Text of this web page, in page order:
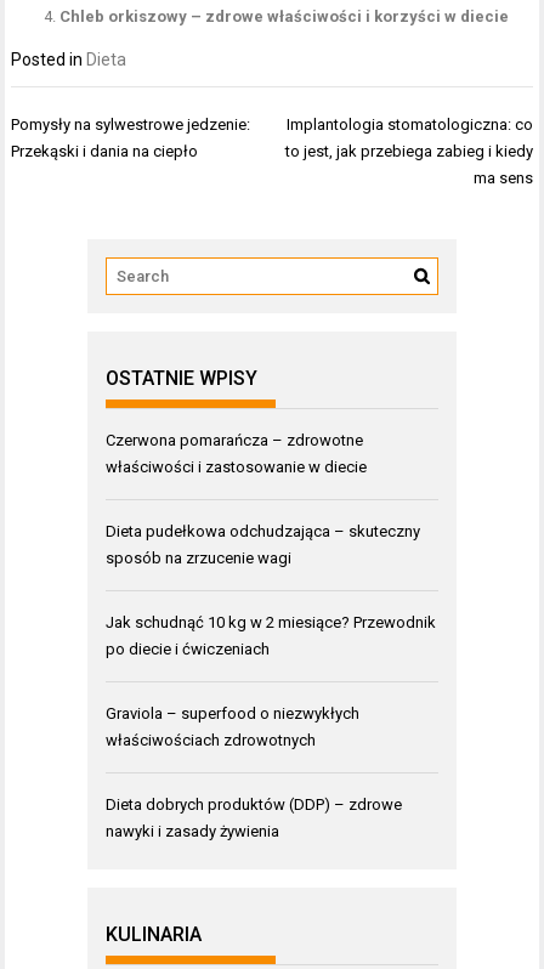
Chleb orkiszowy – zdrowe właściwości i korzyści w diecie
Posted in Dieta
Nawigacja
wpisu
Pomysły na sylwestrowe jedzenie:
Przekąski i dania na ciepło
Implantologia stomatologiczna: co
to jest, jak przebiega zabieg i kiedy
ma sens
OSTATNIE WPISY
Czerwona pomarańcza – zdrowotne
właściwości i zastosowanie w diecie
Dieta pudełkowa odchudzająca – skuteczny
sposób na zrzucenie wagi
Jak schudnąć 10 kg w 2 miesiące? Przewodnik
po diecie i ćwiczeniach
Graviola – superfood o niezwykłych
właściwościach zdrowotnych
Dieta dobrych produktów (DDP) – zdrowe
nawyki i zasady żywienia
KULINARIA